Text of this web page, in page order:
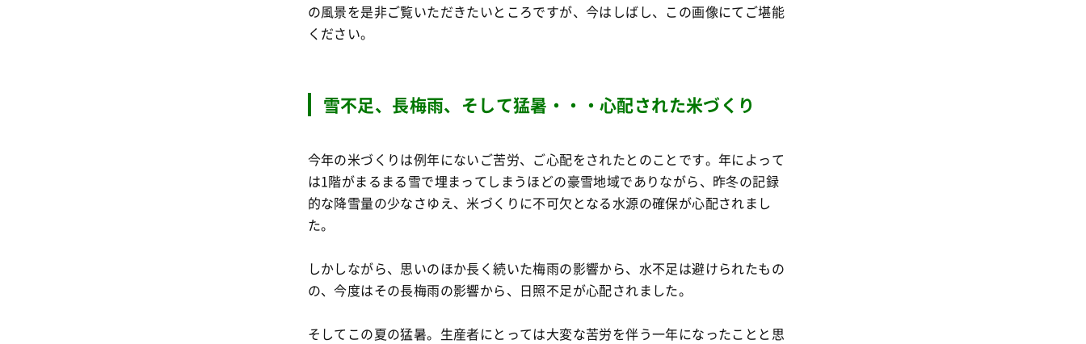
の風景を是非ご覧いただきたいところですが、今はしばし、この画像にてご堪能
ください。
雪不足、長梅雨、そして猛暑・・・心配された米づくり
今年の米づくりは例年にないご苦労、ご心配をされたとのことです。年によって
は1階がまるまる雪で埋まってしまうほどの豪雪地域でありながら、昨冬の記録
的な降雪量の少なさゆえ、米づくりに不可欠となる水源の確保が心配されまし
た。
しかしながら、思いのほか長く続いた梅雨の影響から、水不足は避けられたもの
の、今度はその長梅雨の影響から、日照不足が心配されました。
そしてこの夏の猛暑。生産者にとっては大変な苦労を伴う一年になったことと思